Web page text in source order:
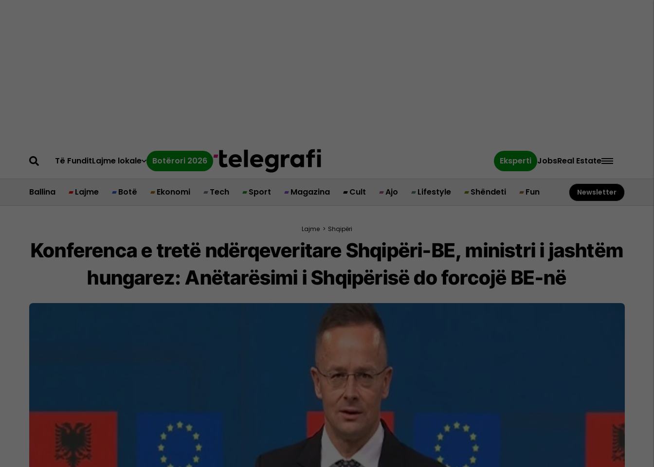
Të FunditLajme lokale Botërori 2026 Eksperti JobsReal Estate
Ballina Lajme Botë Ekonomi Tech Sport Magazina Cult Ajo Lifestyle Shëndeti Fun Newsletter
Lajme > Shqipëri
Konferenca e tretë ndërqeveritare Shqipëri-BE, ministri i jashtëm
hungarez: Anëtarësimi i Shqipërisë do forcojë BE-në